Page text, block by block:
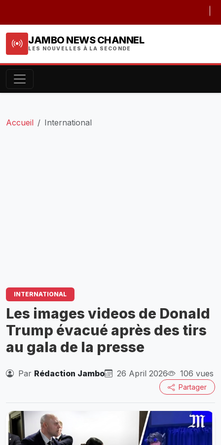
JAMBO NEWS CHANNEL
LES NOUVELLES À LA SECONDE
Accueil International
INTERNATIONAL
Les images videos de Donald
Trump évacué après des tirs
au gala de la presse
Par Rédaction Jambo 26 April 2026 106 vues
Partager